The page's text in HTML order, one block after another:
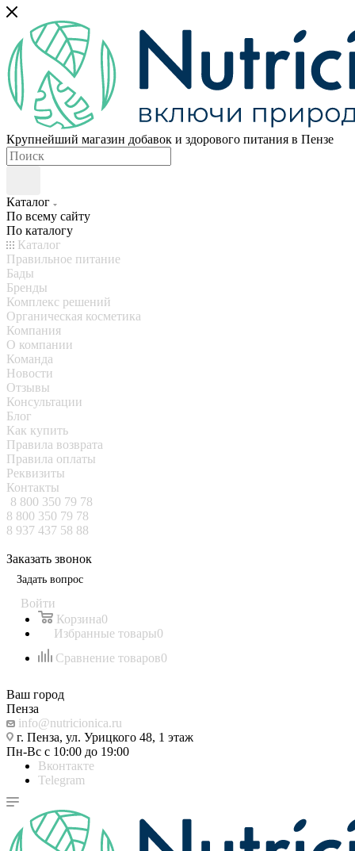
Крупнейший магазин добавок и здорового питания в Пензе
Каталог
По всему сайту
По каталогу
Каталог
Правильное питание
Бады
Бренды
Комплекс решений
Органическая косметика
Компания
О компании
Команда
Новости
Отзывы
Консультации
Блог
Как купить
Правила возврата
Правила оплаты
Реквизиты
Контакты
8 800 350 79 78
8 800 350 79 78
8 937 437 58 88
Заказать звонок
Задать вопрос
Войти
Корзина0
Избранные товары0
Сравнение товаров0
Ваш город
Пенза
info@nutricionica.ru
г. Пенза, ул. Урицкого 48, 1 этаж
Пн-Вс с 10:00 до 19:00
Вконтакте
Telegram